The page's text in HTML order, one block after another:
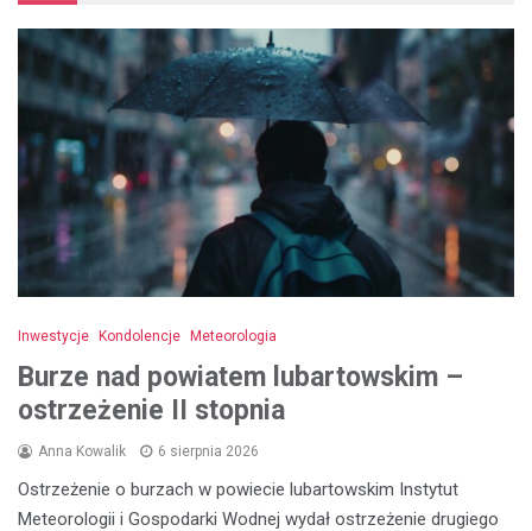
Inwestycje Kondolencje Meteorologia
Burze nad powiatem lubartowskim –
ostrzeżenie II stopnia
Anna Kowalik 6 sierpnia 2026
Ostrzeżenie o burzach w powiecie lubartowskim Instytut
Meteorologii i Gospodarki Wodnej wydał ostrzeżenie drugiego